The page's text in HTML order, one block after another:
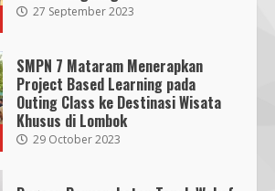
29 October 2023
Dugaan Penyerobotan Tanah Wakaf
di Praya, Kawal NTB: Sertifikat Hak
Pakai Diterbitkan Secara Ceroboh!
5 August 2025